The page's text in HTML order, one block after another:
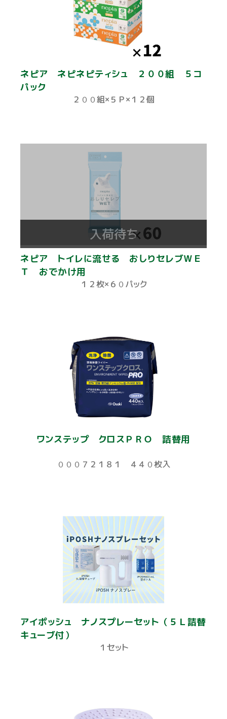
ネピア ネピネピティシュ ２００組 ５コ
パック
２００組×５Ｐ×１２個
入荷待ち
ネピア トイレに流せる おしりセレブＷＥ
Ｔ おでかけ用
１２枚×６０パック
ワンステップ クロスＰＲＯ 詰替用
０００７２１８１ ４４０枚入
アイポッシュ ナノスプレーセット（５Ｌ詰替
キューブ付）
１セット